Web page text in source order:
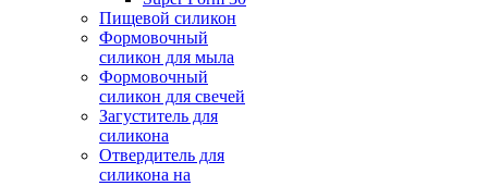
Пищевой силикон
Формовочный
силикон для мыла
Формовочный
силикон для свечей
Загуститель для
силикона
Отвердитель для
силикона на